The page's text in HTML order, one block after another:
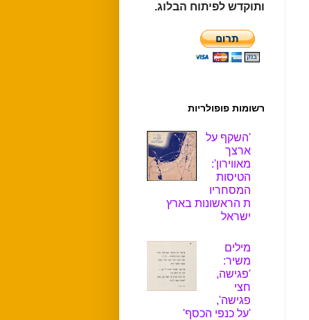
ותוקדש לפיתוח הבלוג.
רשומות פופולריות
'השקף על
ארצך
מאווירון':
הטיסות
המסחריו
ת הראשונות בארץ
ישראל
מילים
משיר:
'פגישה,
חצי
פגישה',
'על כנפי הכסף'